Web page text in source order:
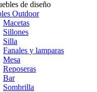
Outdoor
Macetas
Sillones
Silla
Fanales y lamparas
Mesa
Reposeras
Bar
Sombrilla